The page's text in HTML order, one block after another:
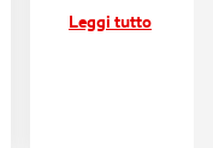
sconti ed
Leggi tutto